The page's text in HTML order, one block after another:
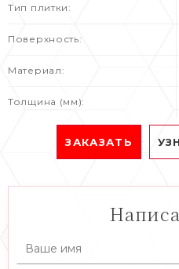
Тип плитки:
Поверхность:
Материал:
Толщина (мм):
ЗАКАЗАТЬ